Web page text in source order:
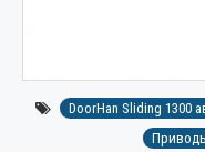
DoorHan Sliding 1300